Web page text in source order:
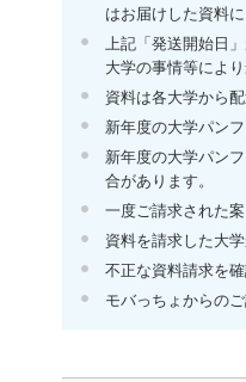
はお届けした資料
上記「発送開始日
大学の事情等によ
資料は各大学から
新年度の大学パン
新年度の大学パン
合があります。
一度ご請求された
資料を請求した大
不正な資料請求を
モバっちょからの